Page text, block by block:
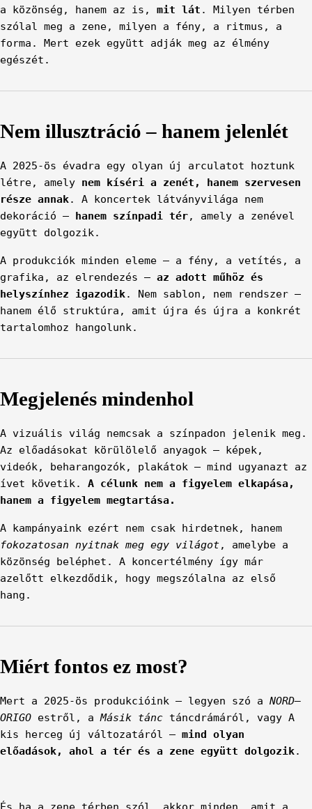
a közönség, hanem az is, mit lát . Milyen térben
szólal meg a zene, milyen a fény, a ritmus, a
forma. Mert ezek együtt adják meg az élmény
egészét.
Nem illusztráció – hanem jelenlét
A 2025-ös évadra egy olyan új arculatot hoztunk
létre, amely nem kíséri a zenét, hanem szervesen
része annak. A koncertek látványvilága nem
dekoráció – hanem színpadi tér, amely a zenével
együtt dolgozik.
A produkciók minden eleme – a fény, a vetítés, a
grafika, az elrendezés – az adott műhöz és
helyszínhez igazodik. Nem sablon, nem rendszer –
hanem élő struktúra, amit újra és újra a konkrét
tartalomhoz hangolunk.
Megjelenés mindenhol
A vizuális világ nemcsak a színpadon jelenik meg.
Az előadásokat körülölelő anyagok – képek,
videók, beharangozók, plakátok – mind ugyanazt az
ívet követik. A célunk nem a figyelem elkapása,
hanem a figyelem megtartása.
A kampányaink ezért nem csak hirdetnek, hanem
fokozatosan nyitnak meg egy világot, amelybe a
közönség beléphet. A koncertélmény így már
azelőtt elkezdődik, hogy megszólalna az első
hang.
Miért fontos ez most?
Mert a 2025-ös produkcióink – legyen szó a NORD–
ORIGO estről, aMásik tánc táncdrámáról, vagy A
kis herceg új változatáról – mind olyan
előadások, ahol a tér és a zene együtt dolgozik.